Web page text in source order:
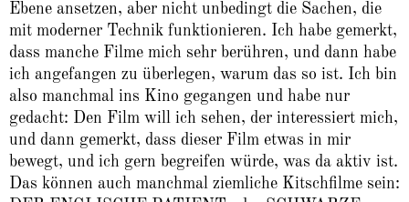
Ebene ansetzen, aber nicht unbedingt die Sachen, die
mit moderner Technik funktionieren. Ich habe gemerkt,
dass manche Filme mich sehr berühren, und dann habe
ich angefangen zu überlegen, warum das so ist. Ich bin
also manchmal ins Kino gegangen und habe nur
gedacht: Den Film will ich sehen, der interessiert mich,
und dann gemerkt, dass dieser Film etwas in mir
bewegt, und ich gern begreifen würde, was da aktiv ist.
Das können auch manchmal ziemliche Kitschfilme sein: